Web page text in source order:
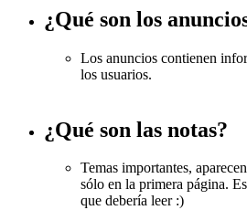
¿Qué son los
Los anuncios contienen
los usuarios.
¿Qué son las notas?
Temas importantes,
sólo en la primera página.
que debería leer :)